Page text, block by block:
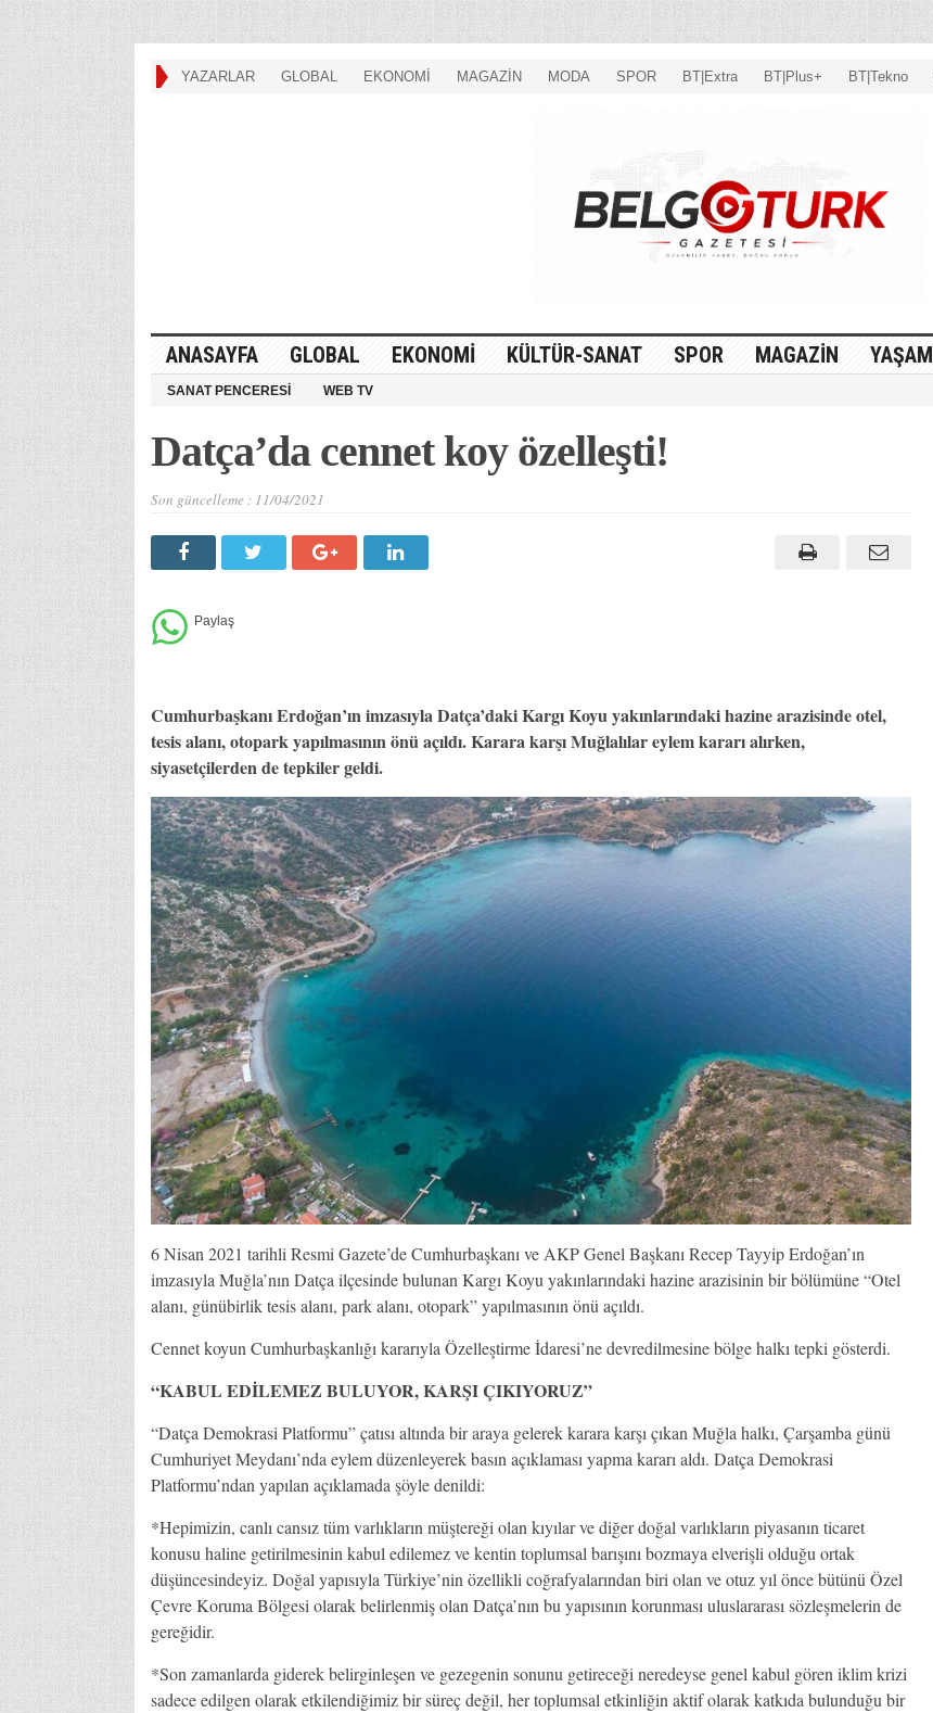
YAZARLAR GLOBAL EKONOMİ MAGAZİN MODA SPOR BT|Extra BT|Plus+ BT|Tekno
ANASAYFA GLOBAL EKONOMİ KÜLTÜR-SANAT SPOR MAGAZİN YAŞAM
SANAT PENCERESİ WEB TV
Datça’da cennet koy özelleşti!
Son güncelleme : 11/04/2021
Cumhurbaşkanı Erdoğan’ın imzasıyla Datça’daki Kargı Koyu yakınlarındaki hazine arazisinde otel,
tesis alanı, otopark yapılmasının önü açıldı. Karara karşı Muğlalılar eylem kararı alırken,
siyasetçilerden de tepkiler geldi.
6 Nisan 2021 tarihli Resmi Gazete’de Cumhurbaşkanı ve AKP Genel Başkanı Recep Tayyip Erdoğan’ın
imzasıyla Muğla’nın Datça ilçesinde bulunan Kargı Koyu yakınlarındaki hazine arazisinin bir bölümüne “Otel
alanı, günübirlik tesis alanı, park alanı, otopark” yapılmasının önü açıldı.
Cennet koyun Cumhurbaşkanlığı kararıyla Özelleştirme İdaresi’ne devredilmesine bölge halkı tepki gösterdi.
“KABUL EDİLEMEZ BULUYOR, KARŞI ÇIKIYORUZ”
“Datça Demokrasi Platformu” çatısı altında bir araya gelerek karara karşı çıkan Muğla halkı, Çarşamba günü
Cumhuriyet Meydanı’nda eylem düzenleyerek basın açıklaması yapma kararı aldı. Datça Demokrasi
Platformu’ndan yapılan açıklamada şöyle denildi:
*Hepimizin, canlı cansız tüm varlıkların müştereği olan kıyılar ve diğer doğal varlıkların piyasanın ticaret
konusu haline getirilmesinin kabul edilemez ve kentin toplumsal barışını bozmaya elverişli olduğu ortak
düşüncesindeyiz. Doğal yapısıyla Türkiye’nin özellikli coğrafyalarından biri olan ve otuz yıl önce bütünü Özel
Çevre Koruma Bölgesi olarak belirlenmiş olan Datça’nın bu yapısının korunması uluslararası sözleşmelerin de
gereğidir.
*Son zamanlarda giderek belirginleşen ve gezegenin sonunu getireceği neredeyse genel kabul gören iklim krizi
sadece edilgen olarak etkilendiğimiz bir süreç değil, her toplumsal etkinliğin aktif olarak katkıda bulunduğu bir